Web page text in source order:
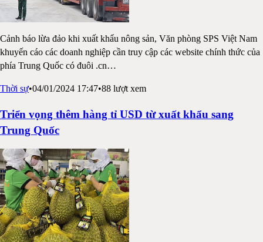
Cảnh báo lừa đảo khi xuất khẩu nông sản, Văn phòng SPS Việt Nam
khuyến cáo các doanh nghiệp cần truy cập các website chính thức của
phía Trung Quốc có đuôi .cn…
Thời sự•04/01/2024 17:47•88 lượt xem
Triển vọng thêm hàng tỉ USD từ xuất khẩu sang
Trung Quốc